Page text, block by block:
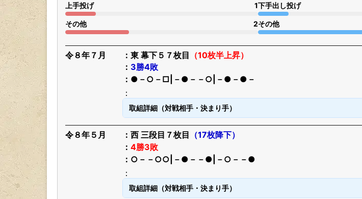
上手投げ 1
その他 2
下手出し投げ
その他
令８年７月 東 幕下５７枚目 （10枚半上昇）
3勝4敗
●－○－□|－●－－○|－●－●－
取組詳細（対戦相手・決まり手）
令８年５月 西 三段目７枚目 （17枚降下）
4勝3敗
○－－○○|－●－－●|－○－－●
取組詳細（対戦相手・決まり手）